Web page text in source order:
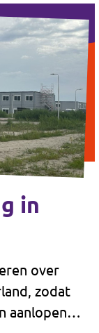
dat er
en een
valt op
op het
het nu is.
in
over
zodat
aanlopen,”